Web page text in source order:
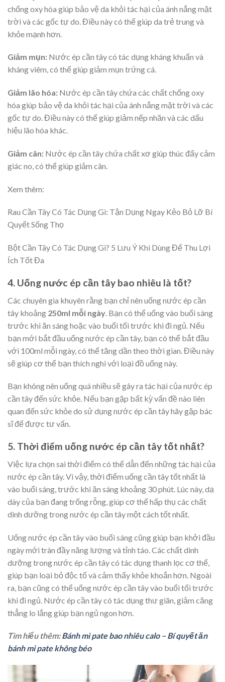
chống oxy hóa giúp bảo vệ da khỏi tác hại của ánh nắng mặt
trời và các gốc tự do. Điều này có thể giúp da trẻ trung và
khỏe mạnh hơn.
Giảm mụn: Nước ép cần tây có tác dụng kháng khuẩn và
kháng viêm, có thể giúp giảm mụn trứng cá.
Giảm lão hóa: Nước ép cần tây chứa các chất chống oxy
hóa giúp bảo vệ da khỏi tác hại của ánh nắng mặt trời và các
gốc tự do. Điều này có thể giúp giảm nếp nhăn và các dấu
hiệu lão hóa khác.
Giảm cân: Nước ép cần tây chứa chất xơ giúp thúc đẩy cảm
giác no, có thể giúp giảm cân.
Xem thêm:
Rau Cần Tây Có Tác Dụng Gì: Tận Dụng Ngay Kẻo Bỏ Lỡ Bí
Quyết Sống Thọ
Bột Cần Tây Có Tác Dụng Gì? 5 Lưu Ý Khi Dùng Để Thu Lợi
Ích Tốt Đa
4. Uống nước ép cần tây bao nhiêu là tốt?
Các chuyên gia khuyên rằng bạn chỉ nên uống nước ép cần
tây khoảng 250ml mỗi ngày . Bạn có thể uống vào buổi sáng
trước khi ăn sáng hoặc vào buổi tối trước khi đi ngủ. Nếu
bạn mới bắt đầu uống nước ép cần tây, bạn có thể bắt đầu
với 100ml mỗi ngày, có thể tăng dần theo thời gian. Điều này
sẽ giúp cơ thể bạn thích nghi với loại đồ uống này.
Bạn không nên uống quá nhiều sẽ gây ra tác hại của nước ép
cần tây đến sức khỏe. Nếu bạn gặp bất kỳ vấn đề nào liên
quan đến sức khỏe do sử dụng nước ép cần tây hãy gặp bác
sĩ để được tư vấn.
5. Thời điểm uống nước ép cần tây tốt nhất?
Việc lựa chọn sai thời điểm có thể dẫn đến nhữngtác hại của
nước ép cần tây. Vì vậy, thời điểm uống cần tây tốt nhất là
vào buổi sáng, trước khi ăn sáng khoảng 30 phút. Lúc này, dạ
dày của bạn đang trống rỗng, giúp cơ thể hấp thụ các chất
dinh dưỡng trong nước ép cần tây một cách tốt nhất.
Uống nước ép cần tây vào buổi sáng cũng giúp bạn khởi đầu
ngày mới tràn đầy năng lượng và tỉnh táo. Các chất dinh
dưỡng trong nước ép cần tây có tác dụng thanh lọc cơ thể,
giúp bạn loại bỏ độc tố và cảm thấy khỏe khoắn hơn. Ngoài
ra, bạn cũng có thể uống nước ép cần tây vào buổi tối trước
khi đi ngủ. Nước ép cần tây có tác dụng thư giãn, giảm căng
thẳng lo lắng giúp bạn ngủ ngon hơn.
Tìm hiểu thêm:Bánh mì pate bao nhiêu calo – Bí quyết ăn
bánh mì pate không béo